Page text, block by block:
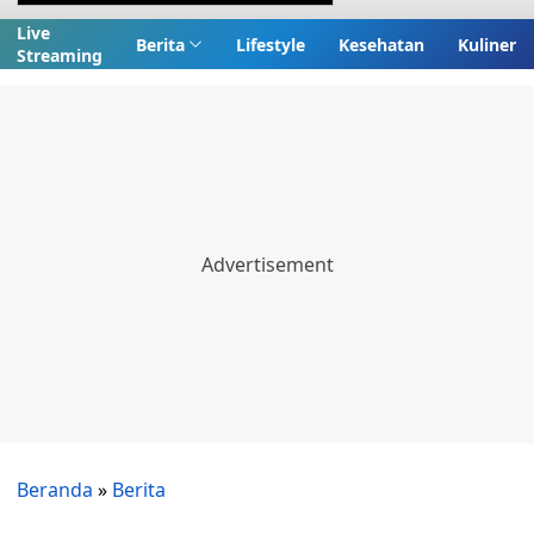
Live
Streaming
Berita Lifestyle Kesehatan Kuliner
Beranda » Berita